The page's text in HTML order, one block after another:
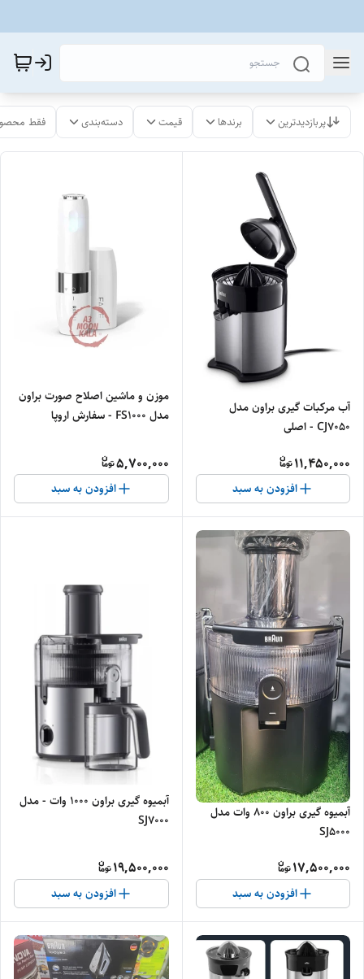
پربازدیدترین برندها قیمت دسته‌بندی فقط
آب مرکبات گیری براون مدل
CJ7050 - اصلی
11,450,000
افزودن به سبد
موزن و ماشین اصلاح صورت براون
مدل FS1000 - سفارش اروپا
5,700,000
افزودن به سبد
آبمیوه گیری براون 800 وات مدل
SJ5000
17,500,000
افزودن به سبد
آبمیوه گیری براون 1000 وات - مدل
SJ7000
19,500,000
افزودن به سبد